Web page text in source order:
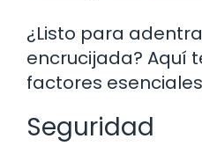
¿Listo para
encrucijada? Aquí
factores
Seguridad